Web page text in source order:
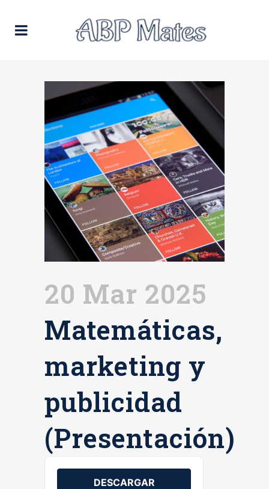
20 Mar 2025
Matemáticas,
marketing y
publicidad
(Presentación)
DESCARGAR